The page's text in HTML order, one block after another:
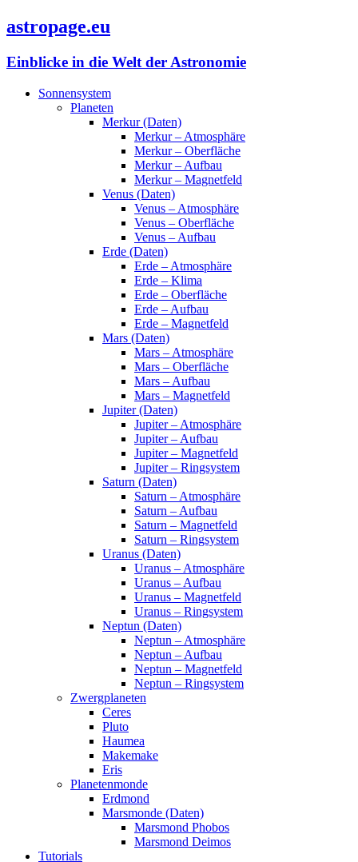
astropage.eu
Einblicke in die Welt der Astronomie
Sonnensystem
Planeten
Merkur (Daten)
Merkur – Atmosphäre
Merkur – Oberfläche
Merkur – Aufbau
Merkur – Magnetfeld
Venus (Daten)
Venus – Atmosphäre
Venus – Oberfläche
Venus – Aufbau
Erde (Daten)
Erde – Atmosphäre
Erde – Klima
Erde – Oberfläche
Erde – Aufbau
Erde – Magnetfeld
Mars (Daten)
Mars – Atmosphäre
Mars – Oberfläche
Mars – Aufbau
Mars – Magnetfeld
Jupiter (Daten)
Jupiter – Atmosphäre
Jupiter – Aufbau
Jupiter – Magnetfeld
Jupiter – Ringsystem
Saturn (Daten)
Saturn – Atmosphäre
Saturn – Aufbau
Saturn – Magnetfeld
Saturn – Ringsystem
Uranus (Daten)
Uranus – Atmosphäre
Uranus – Aufbau
Uranus – Magnetfeld
Uranus – Ringsystem
Neptun (Daten)
Neptun – Atmosphäre
Neptun – Aufbau
Neptun – Magnetfeld
Neptun – Ringsystem
Zwergplaneten
Ceres
Pluto
Haumea
Makemake
Eris
Planetenmonde
Erdmond
Marsmonde (Daten)
Marsmond Phobos
Marsmond Deimos
Tutorials